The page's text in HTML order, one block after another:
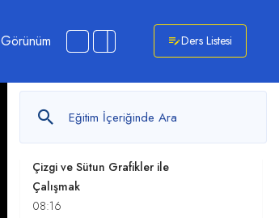
Görünüm Ders Listesi
Çalışmak
08:06
Çizgi ve Sütun Grafikler ile
Çalışmak
08:16